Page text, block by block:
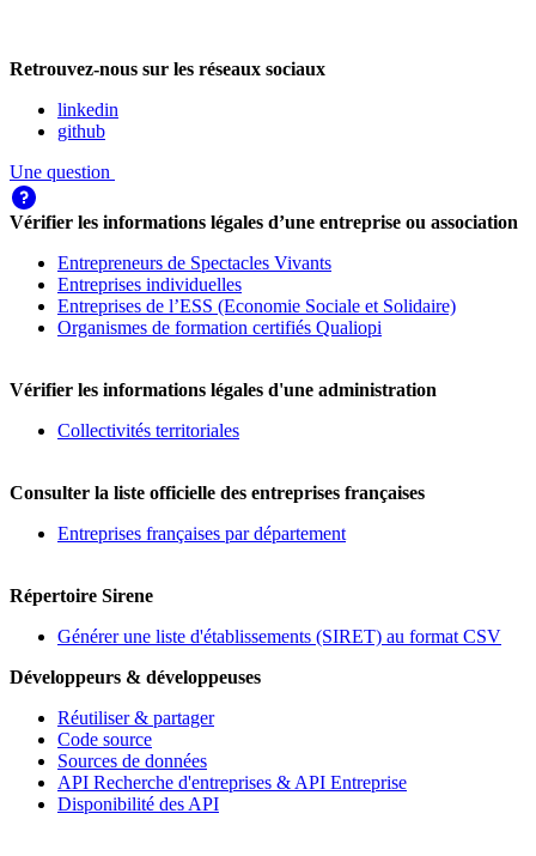
Retrouvez-nous sur les réseaux sociaux
linkedin
github
Une question
Vérifier les informations légales d’une entreprise ou association
Entrepreneurs de Spectacles Vivants
Entreprises individuelles
Entreprises de l’ESS (Economie Sociale et Solidaire)
Organismes de formation certifiés Qualiopi
Vérifier les informations légales d'une administration
Collectivités territoriales
Consulter la liste officielle des entreprises françaises
Entreprises françaises par département
Répertoire Sirene
Générer une liste d'établissements (SIRET) au format CSV
Développeurs & développeuses
Réutiliser & partager
Code source
Sources de données
API Recherche d'entreprises & API Entreprise
Disponibilité des API